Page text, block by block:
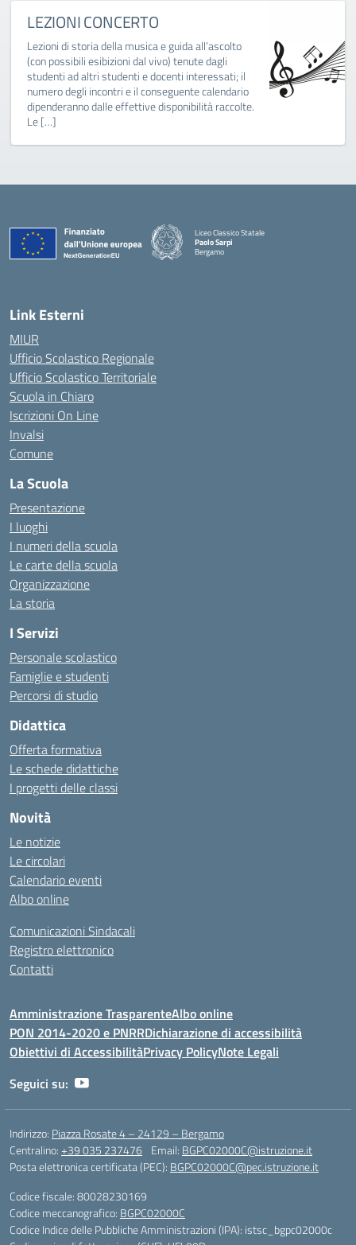
LEZIONI CONCERTO
Lezioni di storia della musica e guida all’ascolto
(con possibili esibizioni dal vivo) tenute dagli
studenti ad altri studenti e docenti interessati; il
numero degli incontri e il conseguente calendario
dipenderanno dalle effettive disponibilità raccolte.
Le […]
Liceo Classico Statale
Paolo Sarpi
Bergamo
— Visita la pagina iniziale della scuola
Link Esterni
MIUR
Ufficio Scolastico Regionale
Ufficio Scolastico Territoriale
Scuola in Chiaro
Iscrizioni On Line
Invalsi
Comune
La Scuola
Presentazione
I luoghi
I numeri della scuola
Le carte della scuola
Organizzazione
La storia
I Servizi
Personale scolastico
Famiglie e studenti
Percorsi di studio
Didattica
Offerta formativa
Le schede didattiche
I progetti delle classi
Novità
Le notizie
Le circolari
Calendario eventi
Albo online
Comunicazioni Sindacali
Registro elettronico
Contatti
Amministrazione TrasparenteAlbo online
PON 2014-2020 e PNRRDichiarazione di accessibilità
Obiettivi di AccessibilitàPrivacy PolicyNote Legali
Seguici su:
Indirizzo: Piazza Rosate 4 – 24129 – Bergamo
Centralino:+39 035 237476 Email: BGPC02000C@istruzione.it
Posta elettronica certificata (PEC): BGPC02000C@pec.istruzione.it
Codice fiscale: 80028230169
Codice meccanografico: BGPC02000C
Codice Indice delle Pubbliche Amministrazioni (IPA): istsc_bgpc02000c